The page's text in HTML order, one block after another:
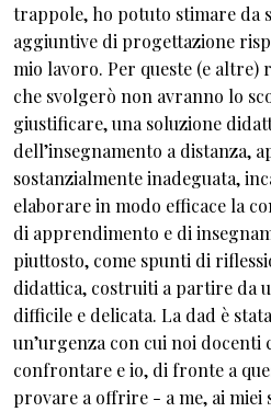
trappole, ho potuto stimare da
aggiuntive di progettazione
mio lavoro. Per queste (e altre)
che svolgerò non avranno lo
giustificare, una soluzione
dell’insegnamento a distanza,
sostanzialmente inadeguata,
elaborare in modo efficace la
di apprendimento e di
piuttosto, come spunti di
didattica, costruiti a partire da
difficile e delicata. La dad è
un’urgenza con cui noi docenti
confrontare e io, di fronte a
provare a offrire - a me, ai miei